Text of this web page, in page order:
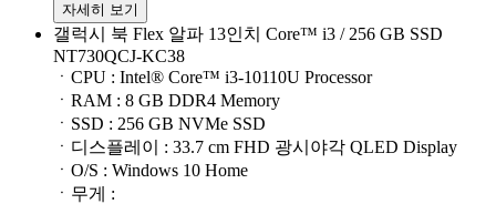
자세히 보기
갤럭시 북 Flex 알파 13인치 Core™ i3 / 256 GB SSD
NT730QCJ-KC38
ㆍCPU : Intel® Core™ i3-10110U Processor
ㆍRAM : 8 GB DDR4 Memory
ㆍSSD : 256 GB NVMe SSD
ㆍ디스플레이 : 33.7 cm FHD 광시야각 QLED Display
ㆍO/S : Windows 10 Home
ㆍ무게 :